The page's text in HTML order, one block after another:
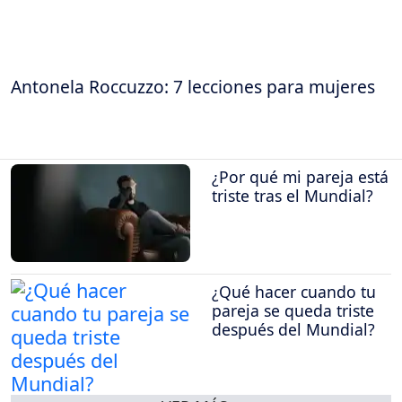
Antonela Roccuzzo: 7 lecciones para mujeres
¿Por qué mi pareja está
triste tras el Mundial?
¿Qué hacer cuando tu
pareja se queda triste
después del Mundial?